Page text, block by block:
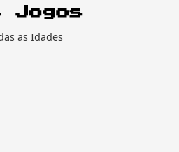
as Idades